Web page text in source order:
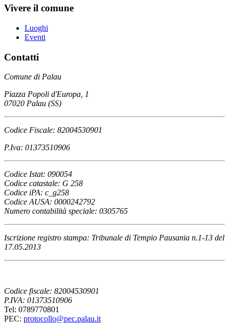
Vivere il comune
Luoghi
Eventi
Contatti
Comune di Palau
Piazza Popoli d'Europa, 1
07020 Palau (SS)
Codice Fiscale: 82004530901
P.Iva: 01373510906
Codice Istat: 090054
Codice catastale: G 258
Codice iPA: c_g258
Codice AUSA: 0000242792
Numero contabilità speciale: 0305765
Iscrizione registro stampa: Tribunale di Tempio Pausania n.1-13 del
17.05.2013
Codice fiscale: 82004530901
P.IVA: 01373510906
Tel: 0789770801
PEC: protocollo@pec.palau.it